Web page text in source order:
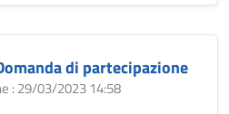
di partecipazione
: 29/03/2023 14:58